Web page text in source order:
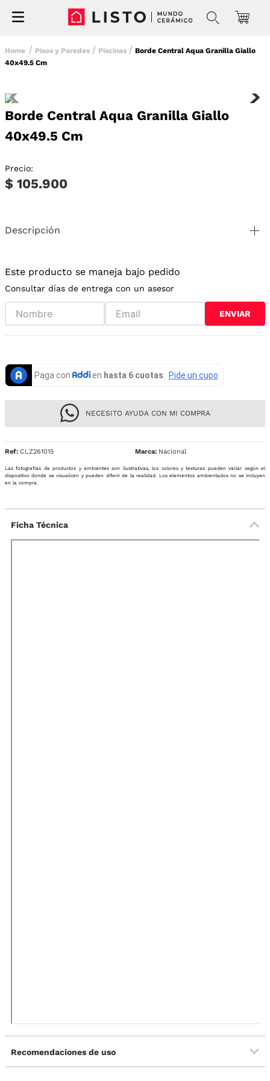
Pisos y Paredes Piscinas
Borde Central Aqua Granilla Giallo
40x49.5 Cm
Borde Central Aqua Granilla Giallo
40x49.5 Cm
Precio:
$ 105.900
Descripción
Este producto se maneja bajo pedido
Consultar días de entrega con un asesor
ENVIAR
NECESITO AYUDA CON MI COMPRA
Ref: CLZ261015 Nacional
Las fotografías de productos y ambientes son ilustrativas, los colores y texturas pueden variar según el
dispositivo donde se visualicen y pueden diferir de la realidad. Los elementos ambientados no se incluyen
en la compra.
Ficha Técnica
Recomendaciones de uso